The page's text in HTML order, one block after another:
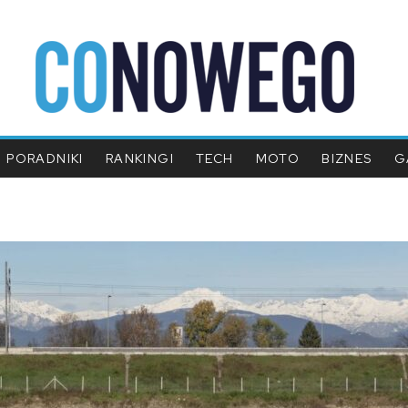
PORADNIKI RANKINGI TECH MOTO BIZNES